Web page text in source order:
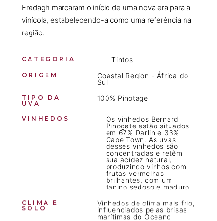
Fredagh marcaram o início de uma nova era para a
vinícola, estabelecendo-a como uma referência na
região.
CATEGORIA Tintos
ORIGEM
Coastal Region - África do
Sul
TIPO DA
UVA
100% Pinotage
VINHEDOS
Os vinhedos Bernard
Pinogate estão situados
em 67% Darlin e 33%
Cape Town. As uvas
desses vinhedos são
concentradas e retêm
sua acidez natural,
produzindo vinhos com
frutas vermelhas
brilhantes, com um
tanino sedoso e maduro.
CLIMA E
SOLO
Vinhedos de clima mais frio,
influenciados pelas brisas
marítimas do Oceano